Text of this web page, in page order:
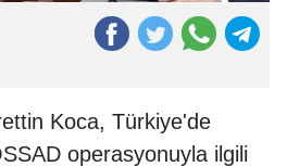
Koca, Türkiye'de
operasyonuyla ilgili